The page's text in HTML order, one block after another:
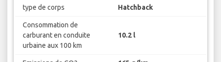
type de corps Hatchback
Consommation de
carburant en conduite
urbaine aux 100 km
10.2 l